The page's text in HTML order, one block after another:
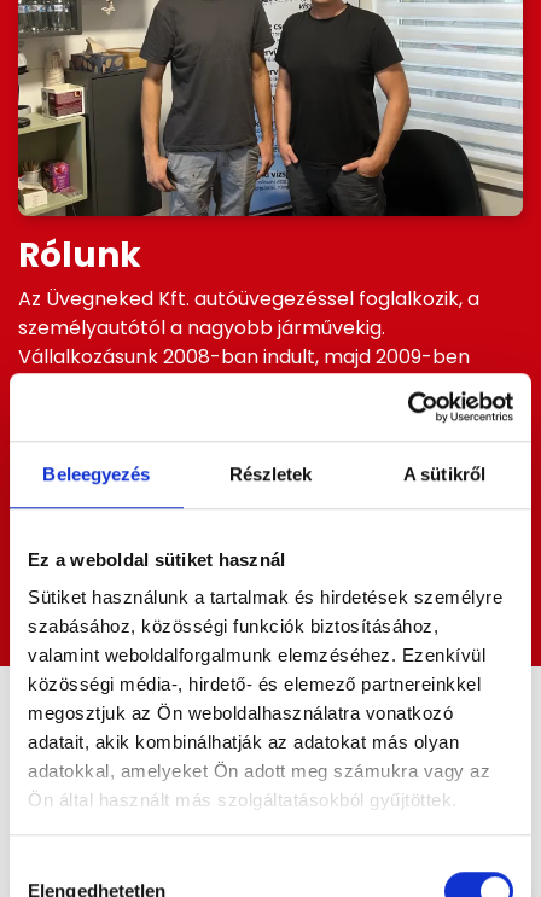
Beleegyezés Részletek A sütikről
Ez a weboldal sütiket használ
Sütiket használunk a tartalmak és hirdetések személyre
szabásához, közösségi funkciók biztosításához,
valamint weboldalforgalmunk elemzéséhez. Ezenkívül
közösségi média-, hirdető- és elemező partnereinkkel
megosztjuk az Ön weboldalhasználatra vonatkozó
adatait, akik kombinálhatják az adatokat más olyan
adatokkal, amelyeket Ön adott meg számukra vagy az
Ön által használt más szolgáltatásokból gyűjtöttek.
Elengedhetetlen
Rólunk
Az Üvegneked Kft. autóüvegezéssel foglalkozik, a
személyautótól a nagyobb járművekig.
Vállalkozásunk 2008-ban indult, majd 2009-ben
bővült autóüveges szolgáltatásokkal. Autóüvegezés
mellett mobil üvegcsere is elérhető, így a helyszíni
csere sok esetben megoldható. A célunk az, hogy a
sérülés jellegéhez és az autó típusához illeszkedő
megoldást kapjon, legyen szó javításról, cseréről
Pécelen és környékén, keressen meg minket, és
egyeztetünk egy gyors megoldást.
Kapcsolat
Tekintse meg
referenciáinkat